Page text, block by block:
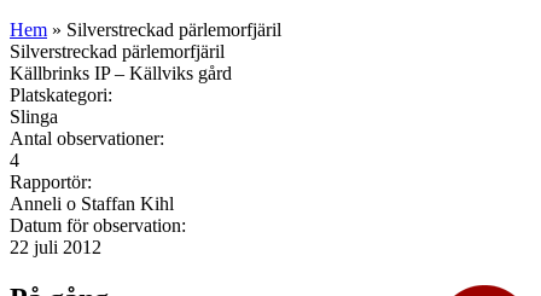
Hem » Silverstreckad pärlemorfjäril
Silverstreckad pärlemorfjäril
Källbrinks IP – Källviks gård
Platskategori:
Slinga
Antal observationer:
4
Rapportör:
Anneli o Staffan Kihl
Datum för observation:
22 juli 2012